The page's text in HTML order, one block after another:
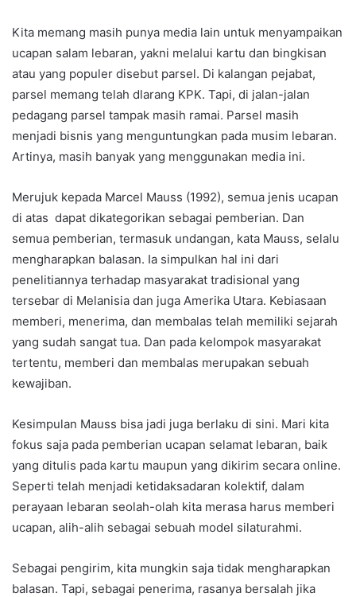
Kita memang masih punya media lain untuk menyampaikan
ucapan salam lebaran, yakni melalui kartu dan bingkisan
atau yang populer disebut parsel. Di kalangan pejabat,
parsel memang telah dlarang KPK. Tapi, di jalan-jalan
pedagang parsel tampak masih ramai. Parsel masih
menjadi bisnis yang menguntungkan pada musim lebaran.
Artinya, masih banyak yang menggunakan media ini.
Merujuk kepada Marcel Mauss (1992), semua jenis ucapan
di atas dapat dikategorikan sebagai pemberian. Dan
semua pemberian, termasuk undangan, kata Mauss, selalu
mengharapkan balasan. Ia simpulkan hal ini dari
penelitiannya terhadap masyarakat tradisional yang
tersebar di Melanisia dan juga Amerika Utara. Kebiasaan
memberi, menerima, dan membalas telah memiliki sejarah
yang sudah sangat tua. Dan pada kelompok masyarakat
tertentu, memberi dan membalas merupakan sebuah
kewajiban.
Kesimpulan Mauss bisa jadi juga berlaku di sini. Mari kita
fokus saja pada pemberian ucapan selamat lebaran, baik
yang ditulis pada kartu maupun yang dikirim secara online.
Seperti telah menjadi ketidaksadaran kolektif, dalam
perayaan lebaran seolah-olah kita merasa harus memberi
ucapan, alih-alih sebagai sebuah model silaturahmi.
Sebagai pengirim, kita mungkin saja tidak mengharapkan
balasan. Tapi, sebagai penerima, rasanya bersalah jika